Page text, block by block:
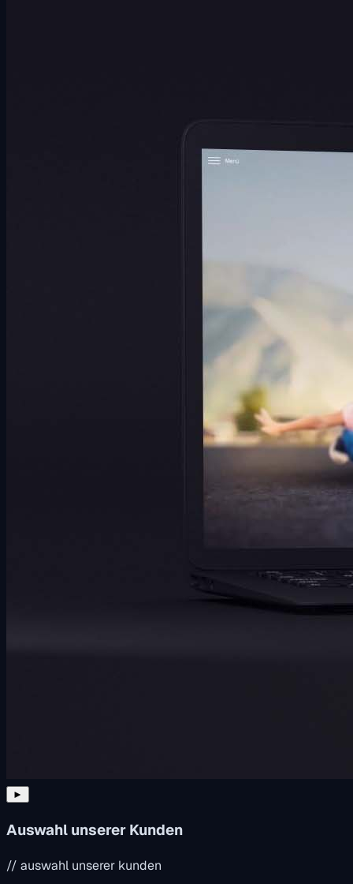
►
Auswahl unserer Kunden
// auswahl unserer kunden